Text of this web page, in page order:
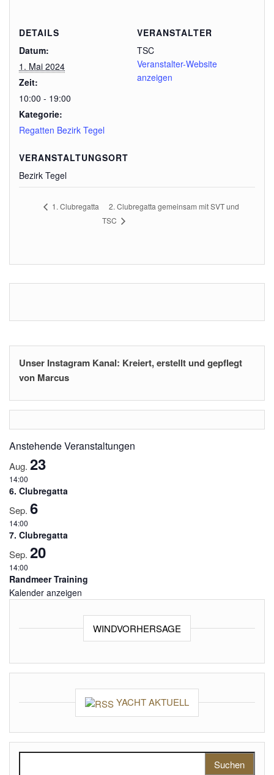
DETAILS
Datum:
1. Mai 2024
Zeit:
10:00 - 19:00
Kategorie:
Regatten Bezirk Tegel
VERANSTALTUNGSORT
Bezirk Tegel
VERANSTALTER
TSC
Veranstalter-Website
anzeigen
1. Clubregatta
2. Clubregatta gemeinsam mit SVT und
TSC
Unser Instagram Kanal: Kreiert, erstellt und gepflegt
von Marcus
Anstehende Veranstaltungen
Aug. 23
14:00
6. Clubregatta
Sep. 6
14:00
7. Clubregatta
Sep. 20
14:00
Randmeer Training
Kalender anzeigen
WINDVORHERSAGE
YACHT AKTUELL